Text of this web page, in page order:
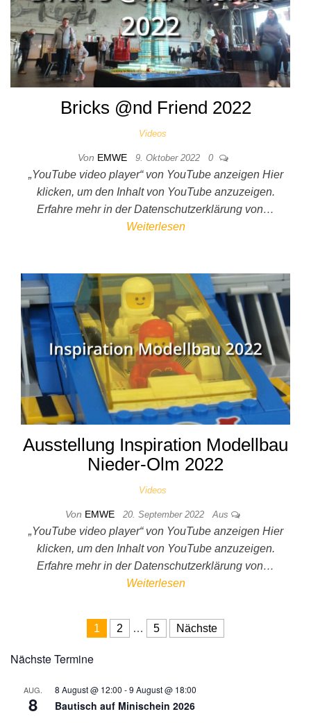
Bricks @nd Friend 2022
Videos
Von EMWE 9. Oktober 2022 0
„YouTube video player“ von YouTube anzeigen Hier
klicken, um den Inhalt von YouTube anzuzeigen.
Erfahre mehr in der Datenschutzerklärung von…
Weiterlesen
Ausstellung Inspiration Modellbau
Nieder-Olm 2022
Videos
Von EMWE 20. September 2022 Aus
„YouTube video player“ von YouTube anzeigen Hier
klicken, um den Inhalt von YouTube anzuzeigen.
Erfahre mehr in der Datenschutzerklärung von…
Weiterlesen
Seitennummerierung der
1 2 … 5 Nächste
Nächste Termine
AUG.
8
8 August @ 12:00 -9 August @ 18:00
Bautisch auf Minischein 2026